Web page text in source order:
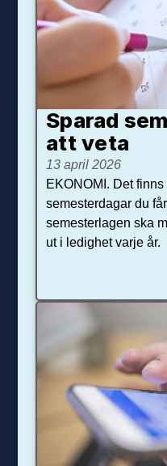
Sparad
att veta
13 april 2026
EKONOMI. Det
semesterdagar du
semesterlagen ska
ut i ledighet varje år.